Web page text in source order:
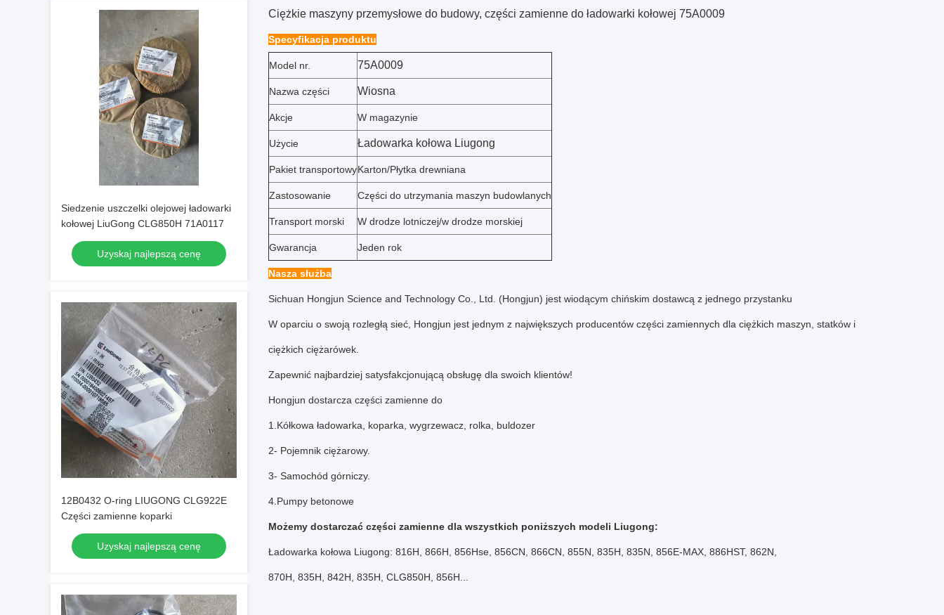
Siedzenie uszczelki olejowej ładowarki
kołowej LiuGong CLG850H 71A0117
Uzyskaj najlepszą cenę
12B0432 O-ring LIUGONG CLG922E
Części zamienne koparki
Uzyskaj najlepszą cenę
Ciężkie maszyny przemysłowe do budowy, części zamienne do ładowarki kołowej 75A0009
Specyfikacja produktu
Model nr. 75A0009
Nazwa części Wiosna
Akcje W magazynie
Użycie Ładowarka kołowa Liugong
Pakiet transportowyKarton/Płytka drewniana
Zastosowanie Części do utrzymania maszyn budowlanych
Transport morski W drodze lotniczej/w drodze morskiej
Gwarancja Jeden rok
Nasza służba
Sichuan Hongjun Science and Technology Co., Ltd. (Hongjun) jest wiodącym chińskim dostawcą z jednego przystanku
W oparciu o swoją rozległą sieć, Hongjun jest jednym z największych producentów części zamiennych dla ciężkich maszyn, statków i
ciężkich ciężarówek.
Zapewnić najbardziej satysfakcjonującą obsługę dla swoich klientów!
Hongjun dostarcza części zamienne do
1.Kółkowa ładowarka, koparka, wygrzewacz, rolka, buldozer
2- Pojemnik ciężarowy.
3- Samochód górniczy.
4.Pumpy betonowe
Możemy dostarczać części zamienne dla wszystkich poniższych modeli Liugong:
Ładowarka kołowa Liugong: 816H, 866H, 856Hse, 856CN, 866CN, 855N, 835H, 835N, 856E-MAX, 886HST, 862N,
870H, 835H, 842H, 835H, CLG850H, 856H...